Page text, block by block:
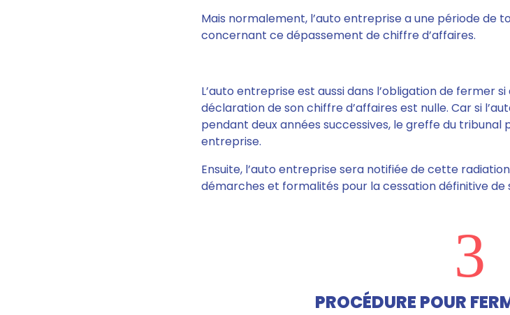
Mais normalement, l’auto entreprisea une période de
concernant ce dépassement de chiffre d’affaires.
L’auto entreprise est aussi dans l’obligation de fermersi
déclaration de son chiffre d’affaires est nulle. Car si
pendant deux années successives, le greffe du tribunal
entreprise.
Ensuite, l’auto entreprise sera notifiée de cette
démarches et formalités pour la cessation définitive de
3
PROCÉDURE POUR